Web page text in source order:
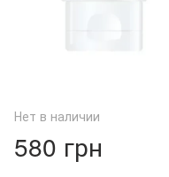
Нет в наличии
580 грн